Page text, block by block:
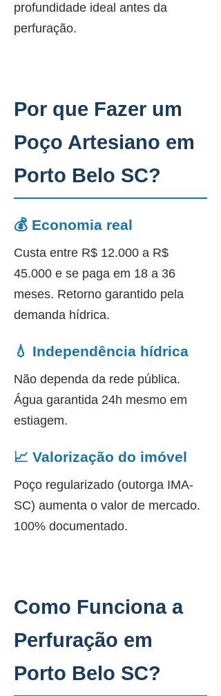
profundidade ideal antes da
perfuração.
Por que Fazer um
Poço Artesiano em
Porto Belo SC?
💰 Economia real
Custa entre R$ 12.000 a R$
45.000 e se paga em 18 a 36
meses. Retorno garantido pela
demanda hídrica.
💧 Independência hídrica
Não dependa da rede pública.
Água garantida 24h mesmo em
estiagem.
📈 Valorização do imóvel
Poço regularizado (outorga IMA-
SC) aumenta o valor de mercado.
100% documentado.
Como Funciona a
Perfuração em
Porto Belo SC?